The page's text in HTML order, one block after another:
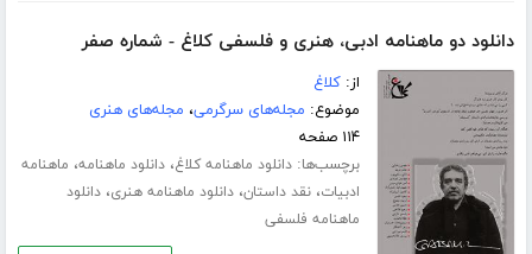
دانلود دو ماهنامه ادبی، هنری و فلسفی کلاغ - شماره صفر
از:کلاغ
موضوع: مجله‌های سرگرمی، مجله‌های هنری
۱۱۴ صفحه
برچسب‌ها:دانلود ماهنامه کلاغ،دانلود ماهنامه، ماهنامه
ادبیات،نقد داستان،دانلود ماهنامه هنری،دانلود
ماهنامه فلسفی